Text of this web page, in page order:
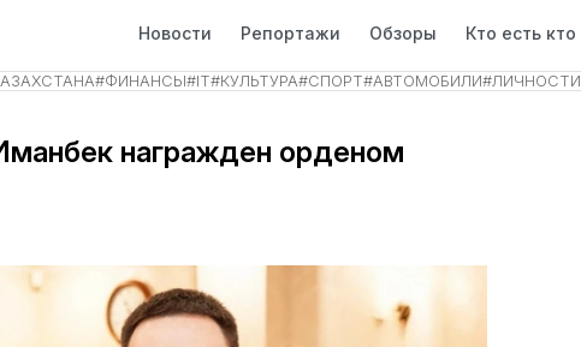
Новости Репортажи Обзоры Кто есть кто
#ФИНАНСЫ#IT#КУЛЬТУРА#СПОРТ#АВТОМОБИЛИ#ЛИЧНОСТИ
награжден орденом